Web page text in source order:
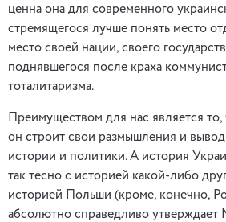
ценна она для современного
стремящегося лучше понять место
место своей нации, своего
поднявшегося после краха
тоталитаризма.
Преимуществом для нас является
он строит свои размышления и
истории и политики. А история
так тесно с историей какой-либо
историей Польши (кроме, конечно,
абсолютно справедливо утверждает